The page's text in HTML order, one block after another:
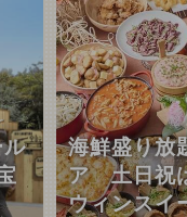
ル
海鮮盛り放
ア 土日祝
ウィンスイ